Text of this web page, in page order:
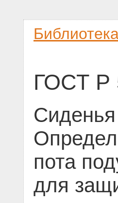
ГОСТ Р
Сиденья
пота
для